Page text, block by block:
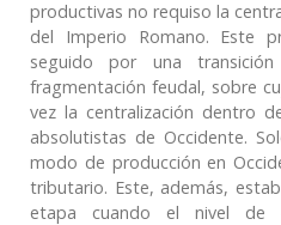
productivas no requiso la
del Imperio Romano. Este
seguido por una
fragmentación feudal, sobre
vez la centralización dentro
absolutistas de Occidente.
modo de producción en
tributario. Este, además,
etapa cuando el nivel de